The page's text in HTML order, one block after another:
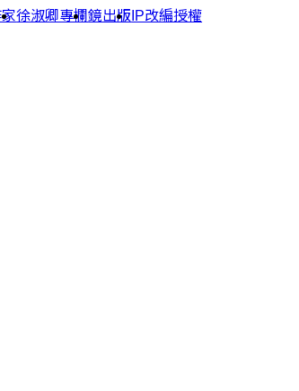
徐淑卿專欄鏡出版 IP改編授權